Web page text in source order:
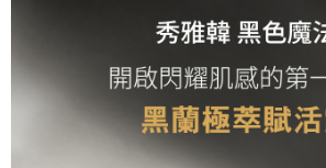
20% setahun akan dikenakan. Pengguna bawah
mendapatkan kebenaran daripada ibu bapa atau
mempunyai sebarang kebimbangan mengenai